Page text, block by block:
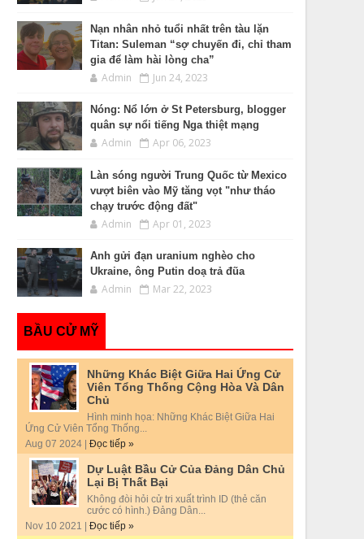
Nạn nhân nhỏ tuổi nhất trên tàu lặn
Titan: Suleman “sợ chuyến đi, chỉ tham
gia để làm hài lòng cha”
Admin Jun 24, 2023
Nóng: Nổ lớn ở St Petersburg, blogger
quân sự nổi tiếng Nga thiệt mạng
Admin Apr 06, 2023
Làn sóng người Trung Quốc từ Mexico
vượt biên vào Mỹ tăng vọt "như tháo
chạy trước động đất"
Admin Apr 01, 2023
Anh gửi đạn uranium nghèo cho
Ukraine, ông Putin doạ trả đũa
Admin Mar 22, 2023
BẦU CỬ MỸ
Những Khác Biệt Giữa Hai Ứng Cử
Viên Tổng Thống Cộng Hòa Và Dân
Chủ
Hình minh họa: Những Khác Biệt Giữa Hai
Ứng Cử Viên Tổng Thống...
Aug 07 2024 | Đọc tiếp »
Dự Luật Bầu Cử Của Đảng Dân Chủ
Lại Bị Thất Bại
Không đòi hỏi cử tri xuất trình ID (thẻ căn
cước có hình.) Đảng Dân...
Nov 10 2021 | Đọc tiếp »